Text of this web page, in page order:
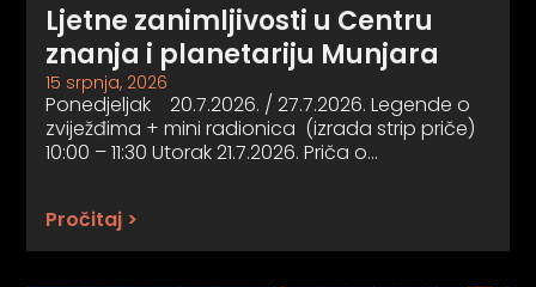
Ljetne zanimljivosti u Centru
znanja i planetariju Munjara
15 srpnja, 2026
Ponedjeljak 20.7.2026. / 27.7.2026. Legende o
zviježđima + mini radionica (izrada strip priče)
10:00 – 11:30 Utorak 21.7.2026. Priča o…
Pročitaj >